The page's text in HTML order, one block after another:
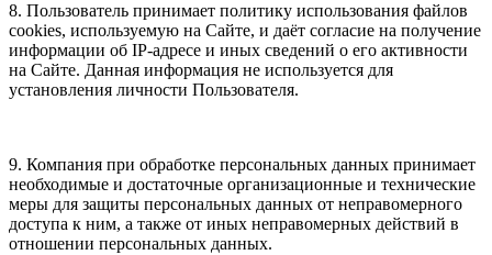
8. Пользователь принимает политику использования файлов
cookies, используемую на Сайте, и даёт согласие на получение
информации об IP-адресе и иных сведений о его активности
на Сайте. Данная информация не используется для
установления личности Пользователя.
9. Компания при обработке персональных данных принимает
необходимые и достаточные организационные и технические
меры для защиты персональных данных от неправомерного
доступа к ним, а также от иных неправомерных действий в
отношении персональных данных.